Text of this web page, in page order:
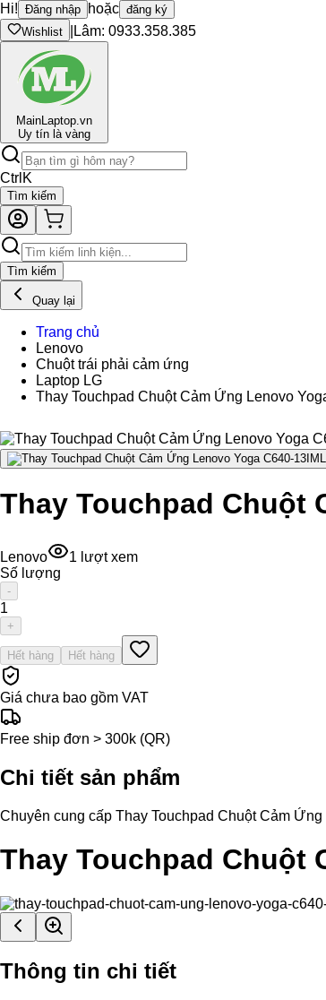
Hi! Đăng nhập hoặc đăng ký
Wishlist
Lâm: 0933.358.385
MainLaptop.vn
Uy tín là vàng
Ctrl K
Tìm kiếm
Tìm kiếm
Quay lại
Trang chủ
Lenovo
Chuột trái phải cảm ứng
Laptop LG
Thay Touchpad Chuột Cảm Ứng Lenovo
Thay Touchpad Chuột
Lenovo 1 lượt xem
Số lượng
-
1
+
Hết hàng Hết hàng
Giá chưa bao gồm VAT
Free ship đơn > 300k (QR)
Chi tiết sản phẩm
Chuyên cung cấp Thay Touchpad Chuột Cảm
Thay Touchpad Chuột
Thông tin chi tiết